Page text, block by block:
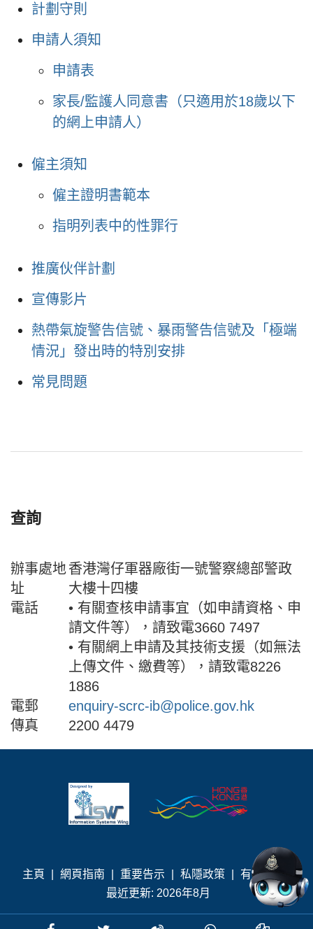
計劃守則
申請人須知
申請表
家長/監護人同意書（只適用於18歲以下
的網上申請人）
僱主須知
僱主證明書範本
指明列表中的性罪行
推廣伙伴計劃
宣傳影片
熱帶氣旋警告信號、暴雨警告信號及「極端
情況」發出時的特別安排
常見問題
查詢
辦事處地
址
香港灣仔軍器廠街一號警察總部警政
大樓十四樓
電話
• 有關查核申請事宜（如申請資格、申
請文件等），請致電3660 7497
• 有關網上申請及其技術支援（如無法
上傳文件、繳費等），請致電8226
1886
電郵
enquiry-scrc-ib@police.gov.hk
傳真
2200 4479
主頁 網頁指南 重要告示 私隱政策 有用連結
最近更新: 2026年8月